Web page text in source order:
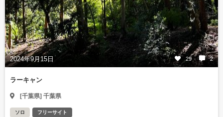
2024年9月15日 29 2
ラーキャン
[千葉県] 千葉県
ソロ フリーサイト